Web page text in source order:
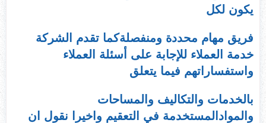
يكون لكل
فريق مهام محددة ومنفصلةكما تقدم الشركة
خدمة العملاء للإجابة على أسئلة العملاء
واستفساراتهم فيما يتعلق
بالخدمات والتكاليف والمساحات
والموادالمستخدمة في التعقيم واخيرا نقول ان